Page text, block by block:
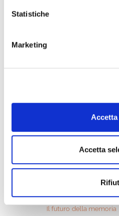
Statistiche
Marketing
Accetta
Il futuro della memoria